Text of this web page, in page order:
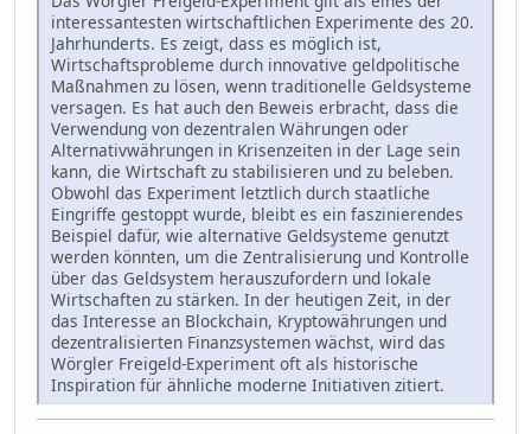
interessantesten wirtschaftlichen Experimente des 20.
Jahrhunderts. Es zeigt, dass es möglich ist,
Wirtschaftsprobleme durch innovative geldpolitische
Maßnahmen zu lösen, wenn traditionelle Geldsysteme
versagen. Es hat auch den Beweis erbracht, dass die
Verwendung von dezentralen Währungen oder
Alternativwährungen in Krisenzeiten in der Lage sein
kann, die Wirtschaft zu stabilisieren und zu beleben.
Obwohl das Experiment letztlich durch staatliche
Eingriffe gestoppt wurde, bleibt es ein faszinierendes
Beispiel dafür, wie alternative Geldsysteme genutzt
werden könnten, um die Zentralisierung und Kontrolle
über das Geldsystem herauszufordern und lokale
Wirtschaften zu stärken. In der heutigen Zeit, in der
das Interesse an Blockchain, Kryptowährungen und
dezentralisierten Finanzsystemen wächst, wird das
Wörgler Freigeld-Experiment oft als historische
Inspiration für ähnliche moderne Initiativen zitiert.